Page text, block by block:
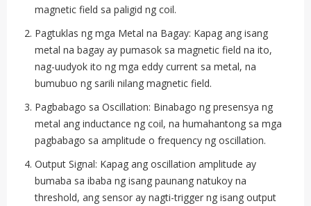
magnetic field sa paligid ng coil.
Pagtuklas ng mga Metal na Bagay: Kapag ang isang
metal na bagay ay pumasok sa magnetic field na ito,
nag-uudyok ito ng mga eddy current sa metal, na
bumubuo ng sarili nilang magnetic field.
Pagbabago sa Oscillation: Binabago ng presensya ng
metal ang inductance ng coil, na humahantong sa mga
pagbabago sa amplitude o frequency ng oscillation.
Output Signal: Kapag ang oscillation amplitude ay
bumaba sa ibaba ng isang paunang natukoy na
threshold, ang sensor ay nagti-trigger ng isang output